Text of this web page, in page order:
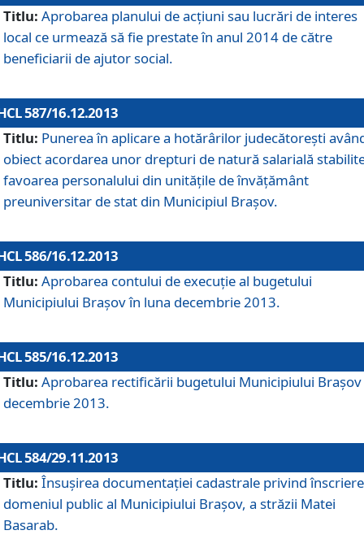
Titlu: Aprobarea planului de acţiuni sau lucrări de interes
local ce urmează să fie prestate în anul 2014 de către
beneficiarii de ajutor social.
587/16.12.2013
Titlu: Punerea în aplicare a hotărârilor judecătoreşti
obiect acordarea unor drepturi de natură salarială
favoarea personalului din unităţile de învăţământ
preuniversitar de stat din Municipiul Braşov.
586/16.12.2013
Titlu: Aprobarea contului de execuţie al bugetului
Municipiului Braşov în luna decembrie 2013.
585/16.12.2013
Titlu: Aprobarea rectificării bugetului Municipiului Braşov
decembrie 2013.
584/29.11.2013
Titlu: Însuşirea documentaţiei cadastrale privind
domeniul public al Municipiului Braşov, a străzii Matei
Basarab.